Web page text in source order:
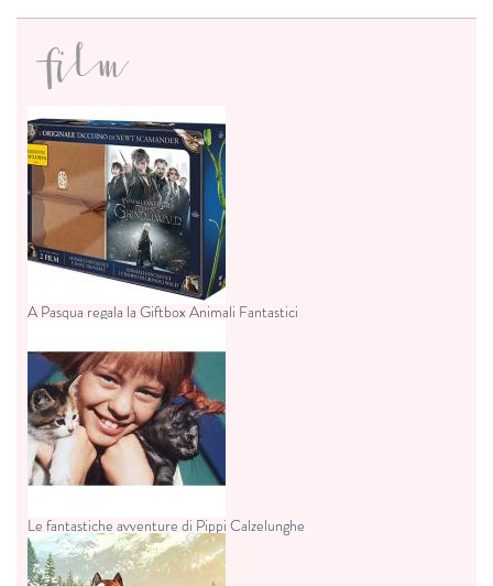
film
A Pasqua regala la Giftbox Animali Fantastici
Le fantastiche avventure di Pippi Calzelunghe